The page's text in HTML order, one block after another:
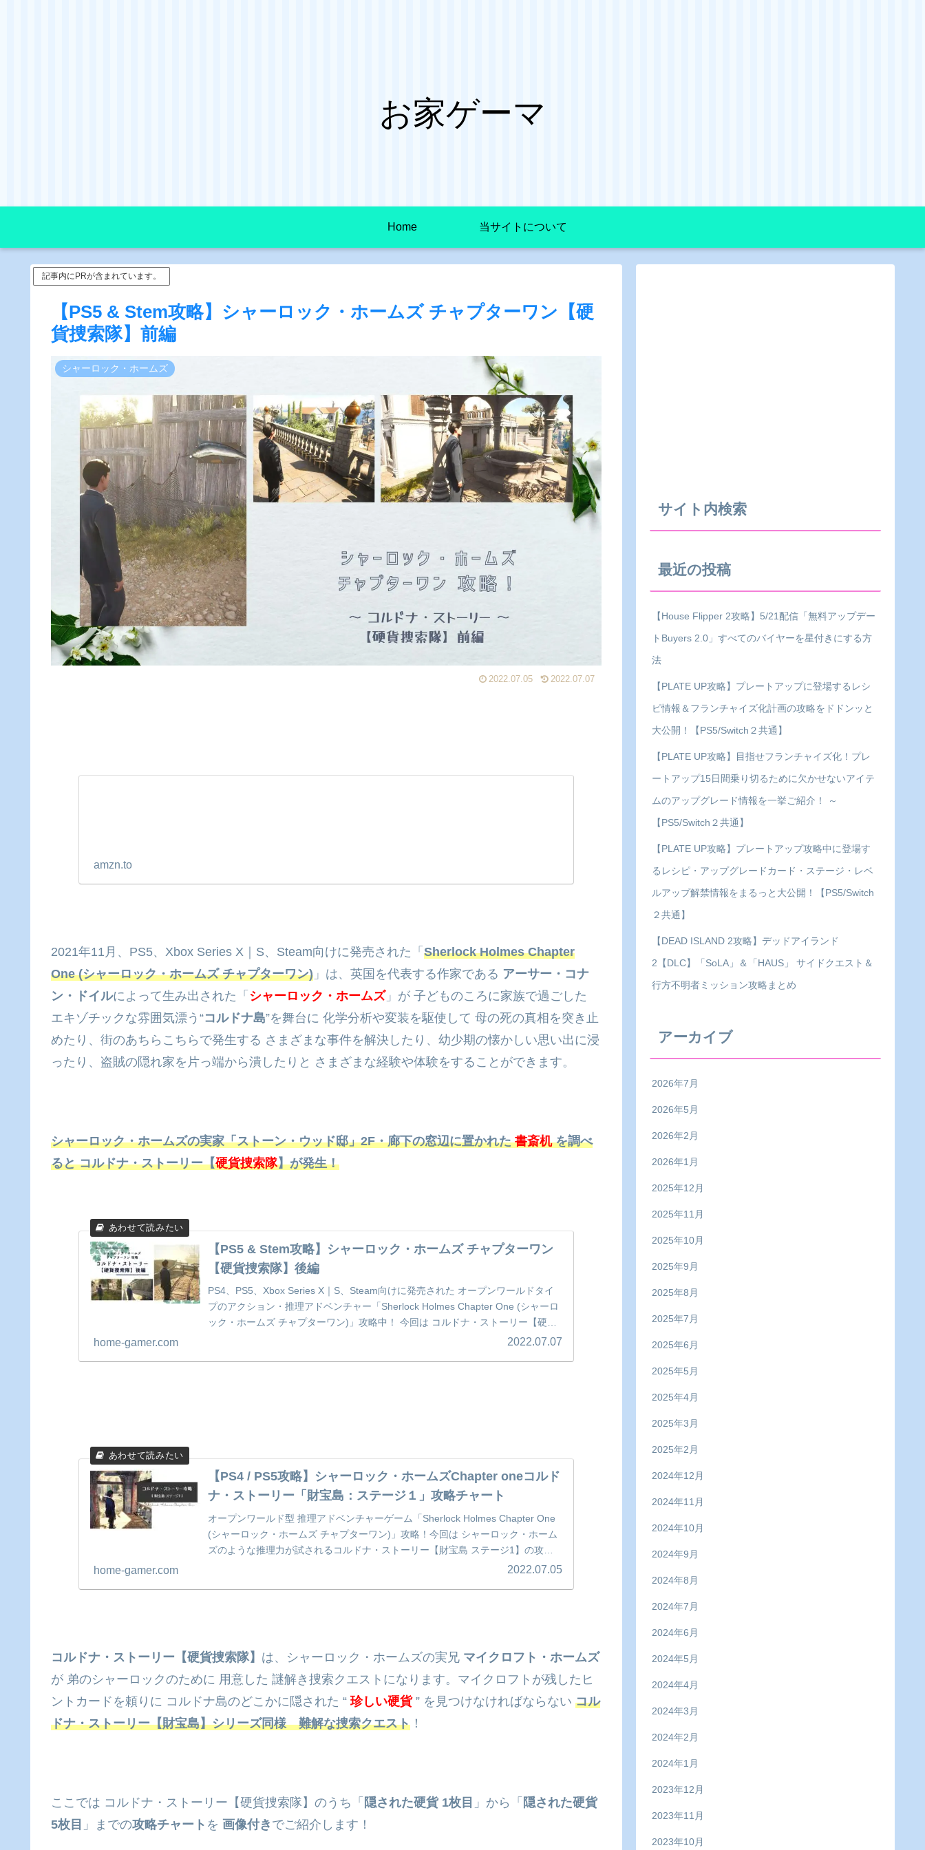
お家ゲーマ
Home 当サイトについて
記事内にPRが含まれています。
【PS5 & Stem攻略】シャーロック・ホームズ チャプターワン【硬
貨捜索隊】前編
シャーロック・ホームズ
2022.07.05 2022.07.07
amzn.to
2021年11月、PS5、Xbox Series X｜S、Steam向けに発売された「 Sherlock Holmes Chapter
One (シャーロック・ホームズ チャプターワン) 」は、英国を代表する作家である アーサー・コナ
ン・ドイルによって生み出された「 シャーロック・ホームズ」が 子どものころに家族で過ごした
エキゾチックな雰囲気漂う“コルドナ島”を舞台に 化学分析や変装を駆使して 母の死の真相を突き止
めたり、街のあちらこちらで発生する さまざまな事件を解決したり、幼少期の懐かしい思い出に浸
ったり、盗賊の隠れ家を片っ端から潰したりと さまざまな経験や体験をすることができます。
シャーロック・ホームズの実家「ストーン・ウッド邸」2F・廊下の窓辺に置かれた書斎机を調べ
ると コルドナ・ストーリー【硬貨捜索隊】が発生！
【PS5 & Stem攻略】シャーロック・ホームズ チャプターワン
【硬貨捜索隊】後編
PS4、PS5、Xbox Series X｜S、Steam向けに発売された オープンワールドタイ
プのアクション・推理アドベンチャー「Sherlock Holmes Chapter One (シャーロ
ック・ホームズ チャプターワン)」攻略中！ 今回は コルドナ・ストーリー【硬貨
捜索隊】後編。シャーロック・ホームズになって マイクロフトが隠した 珍しいコ
home-gamer.com 2022.07.07
【PS4 / PS5攻略】シャーロック・ホームズChapter oneコルド
ナ・ストーリー「財宝島：ステージ１」攻略チャート
オープンワールド型 推理アドベンチャーゲーム「Sherlock Holmes Chapter One
(シャーロック・ホームズ チャプターワン)」攻略！今回は シャーロック・ホーム
ズのような推理力が試されるコルドナ・ストーリー【財宝島 ステージ1】の攻略
チャートをご紹介。トロフィーにも関連するコルドナ・ストーリーにチャレンジ
home-gamer.com 2022.07.05
コルドナ・ストーリー【硬貨捜索隊】 は、シャーロック・ホームズの実兄 マイクロフト・ホームズ
が 弟のシャーロックのために 用意した 謎解き捜索クエストになります。マイクロフトが残したヒ
ントカードを頼りに コルドナ島のどこかに隠された “ 珍しい硬貨 ” を見つけなければならない コル
ドナ・ストーリー【財宝島】シリーズ同様 難解な捜索クエスト ！
ここでは コルドナ・ストーリー【硬貨捜索隊】のうち「 隠された硬貨 1枚目 」から「 隠された硬貨
5枚目 」までの攻略チャート を 画像付き でご紹介します！
サイト内検索
最近の投稿
【House Flipper 2攻略】5/21配信「無料アップデー
トBuyers 2.0」すべてのバイヤーを星付きにする方
法
【PLATE UP攻略】プレートアップに登場するレシ
ピ情報＆フランチャイズ化計画の攻略をドドンッと
大公開！【PS5/Switch２共通】
【PLATE UP攻略】目指せフランチャイズ化！プレ
ートアップ15日間乗り切るために欠かせないアイテ
ムのアップグレード情報を一挙ご紹介！ ～
【PS5/Switch２共通】
【PLATE UP攻略】プレートアップ攻略中に登場す
るレシピ・アップグレードカード・ステージ・レベ
ルアップ解禁情報をまるっと大公開！【PS5/Switch
２共通】
【DEAD ISLAND 2攻略】デッドアイランド
2【DLC】「SoLA」＆「HAUS」 サイドクエスト＆
行方不明者ミッション攻略まとめ
アーカイブ
2026年7月
2026年5月
2026年2月
2026年1月
2025年12月
2025年11月
2025年10月
2025年9月
2025年8月
2025年7月
2025年6月
2025年5月
2025年4月
2025年3月
2025年2月
2024年12月
2024年11月
2024年10月
2024年9月
2024年8月
2024年7月
2024年6月
2024年5月
2024年4月
2024年3月
2024年2月
2024年1月
2023年12月
2023年11月
2023年10月